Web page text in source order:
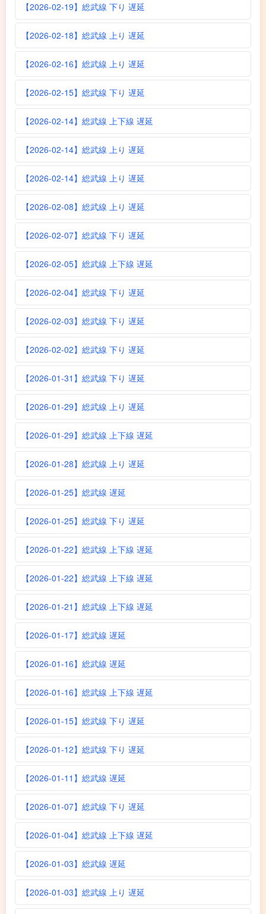
【2026-02-19】総武線 下り 遅延
【2026-02-18】総武線 上り 遅延
【2026-02-16】総武線 上り 遅延
【2026-02-15】総武線 下り 遅延
【2026-02-14】総武線 上下線 遅延
【2026-02-14】総武線 上り 遅延
【2026-02-14】総武線 上り 遅延
【2026-02-08】総武線 上り 遅延
【2026-02-07】総武線 下り 遅延
【2026-02-05】総武線 上下線 遅延
【2026-02-04】総武線 下り 遅延
【2026-02-03】総武線 下り 遅延
【2026-02-02】総武線 下り 遅延
【2026-01-31】総武線 下り 遅延
【2026-01-29】総武線 上り 遅延
【2026-01-29】総武線 上下線 遅延
【2026-01-28】総武線 上り 遅延
【2026-01-25】総武線 遅延
【2026-01-25】総武線 下り 遅延
【2026-01-22】総武線 上下線 遅延
【2026-01-22】総武線 上下線 遅延
【2026-01-21】総武線 上下線 遅延
【2026-01-17】総武線 遅延
【2026-01-16】総武線 遅延
【2026-01-16】総武線 上下線 遅延
【2026-01-15】総武線 下り 遅延
【2026-01-12】総武線 下り 遅延
【2026-01-11】総武線 遅延
【2026-01-07】総武線 下り 遅延
【2026-01-04】総武線 上下線 遅延
【2026-01-03】総武線 遅延
【2026-01-03】総武線 上り 遅延